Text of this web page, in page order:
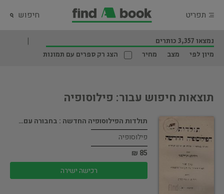
תפריט חיפוש
נמצאו 3,357 כותרים
מיון לפי
מצב מחיר הצג רק ספרים עם תמונות
תוצאות חיפוש עבור: פילוסופיה
תולדות הפילוסופיה החדשה : בחבורה עם…
פילוסופיה
85 ₪
רכישה ישירה